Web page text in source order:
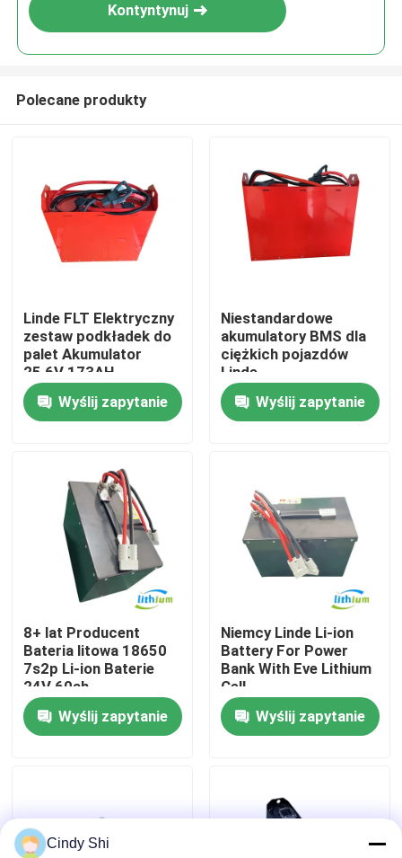
Dom
Produkty
Wycieczka po fabryce
Kontrola jakości
akumulator litowy do wózków widłowych
Elektryczny wózek widłowy Akumulator litowo-jonowy
Akumulator wózka paletowego
Kontyntynuj
Polecane produkty
Linde FLT Elektryczny
zestaw podkładek do
palet Akumulator
25,6V 173AH
Wyślij zapytanie
Niestandardowe
akumulatory BMS dla
ciężkich pojazdów
Linde
Wyślij zapytanie
8+ lat Producent
Bateria litowa 18650
7s2p Li-ion Baterie
24V 60ah
Wyślij zapytanie
Niemcy Linde Li-ion
Battery For Power
Bank With Eve Lithium
Cell
Wyślij zapytanie
Cindy Shi